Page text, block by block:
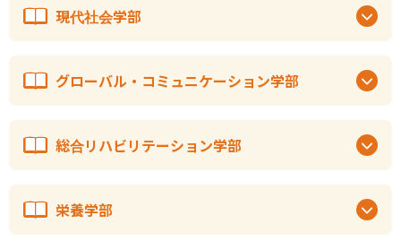
現代社会学部
グローバル・コミュニケーション学部
総合リハビリテーション学部
栄養学部